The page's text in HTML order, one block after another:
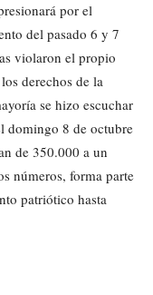
por el
del pasado 6 y 7
violaron el propio
derechos de la
se hizo escuchar
domingo 8 de octubre
de 350.000 a un
números, forma parte
patriótico hasta